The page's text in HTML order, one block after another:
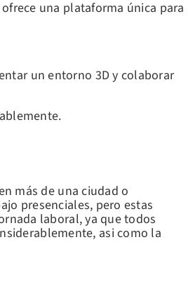
una plataforma única para
un entorno 3D y colaborar
más de una ciudad o
presenciales, pero estas
laboral, ya que todos
asi como la